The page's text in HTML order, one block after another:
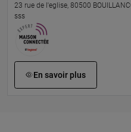
23 rue de l'eglise, 80500
sss
En savoir plus